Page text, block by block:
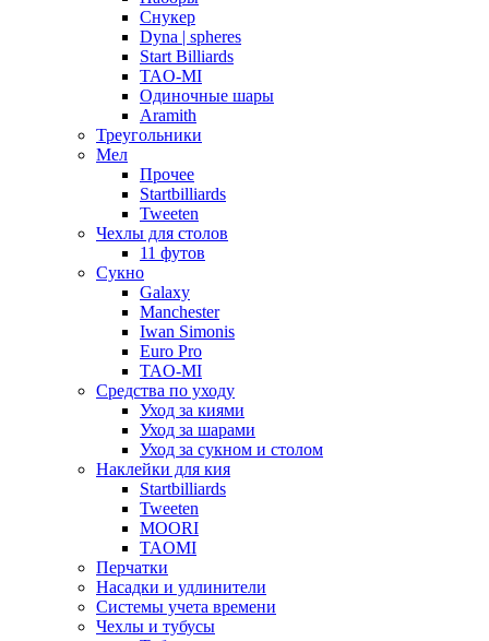
Снукер
Dyna | spheres
Start Billiards
TAO-MI
Одиночные шары
Aramith
Треугольники
Мел
Прочее
Startbilliards
Tweeten
Чехлы для столов
11 футов
Сукно
Galaxy
Manchester
Iwan Simonis
Euro Pro
TAO-MI
Средства по уходу
Уход за киями
Уход за шарами
Уход за сукном и столом
Наклейки для кия
Startbilliards
Tweeten
MOORI
TAOMI
Перчатки
Насадки и удлинители
Системы учета времени
Чехлы и тубусы